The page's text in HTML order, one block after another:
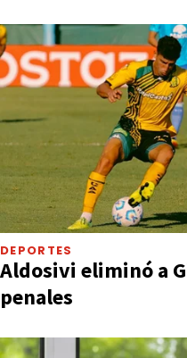
DEPORTES
Aldosivi eliminó a
penales